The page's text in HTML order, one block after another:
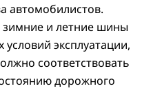
автомобилистов.
и летние шины
эксплуатации,
соответствовать
дорожного